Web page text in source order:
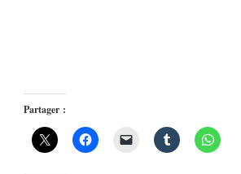
Partager :